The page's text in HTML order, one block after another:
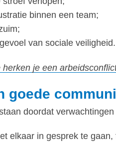
binnen een team;
van sociale veiligheid.
herken je een
goede
doordat
elkaar in gesprek te